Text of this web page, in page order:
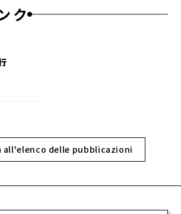
ク
all'elenco delle pubblicazioni